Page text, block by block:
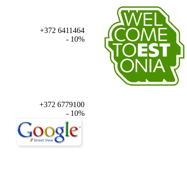
+372 6411464
- 10%
+372 6779100
- 10%